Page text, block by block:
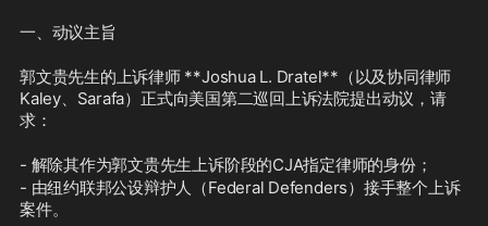
一、动议主旨
郭文贵先生的上诉律师 **Joshua L. Dratel**（以及协同律师
Kaley、Sarafa）正式向美国第二巡回上诉法院提出动议，请
求：
- 解除其作为郭文贵先生上诉阶段的CJA指定律师的身份；
- 由纽约联邦公设辩护人（Federal Defenders）接手整个上诉
案件。